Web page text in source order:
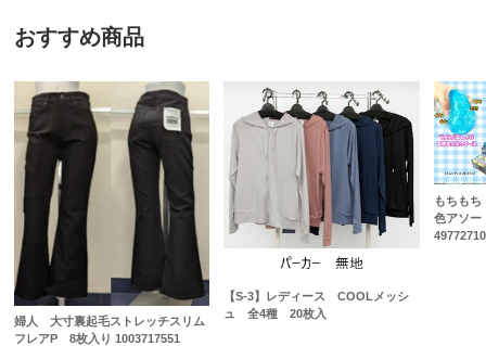
おすすめ商品
婦人 大寸裏起毛ストレッチスリム
フレアP 8枚入り 1003717551
【S-3】レディース COOLメッシ
ュ 全4種 20枚入
もちも
色アソ